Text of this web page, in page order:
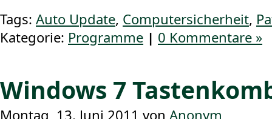
Tags: Auto Update, Computersicherheit,
Kategorie: Programme | 0 Kommentare »
Windows 7
Montag, 13. Juni 2011 von Anonym